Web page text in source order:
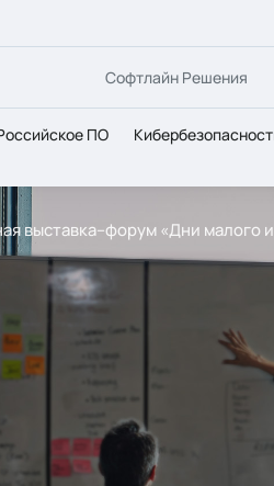
Софтлайн Решения
ПО
выставка–форум «Дни малого